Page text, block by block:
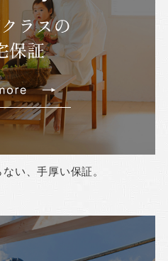
い、手厚い保証。